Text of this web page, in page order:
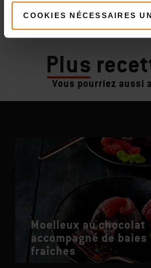
COOKIES NÉCESSAIRES
Plus
Vous pourriez aussi
Moelleux au chocolat
accompagné de baies
fraîches